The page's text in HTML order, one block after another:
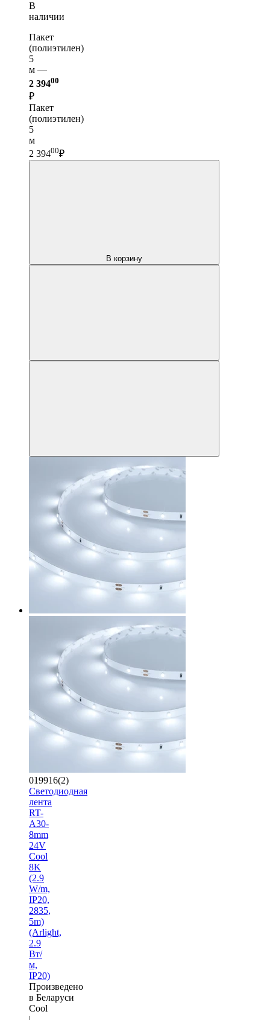
В
наличии
Пакет
(полиэтилен)
5
м —
2 39400
₽
Пакет
(полиэтилен)
5
м
2 39400₽
В корзину
019916(2)
Светодиодная
лента
RT-
A30-
8mm
24V
Cool
8K
(2.9
W/m,
IP20,
2835,
5m)
(Arlight,
2.9
Вт/
м,
IP20)
Произведено
в Беларуси
Cool